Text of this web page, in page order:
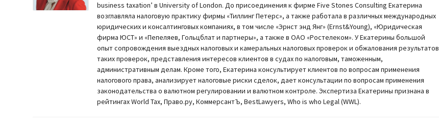
business taxation’ в University of London. До присоединения к фирме Five Stones Consulting Екатерина
возглавляла налоговую практику фирмы «Тиллинг Петерс», а также работала в различных международных
юридических и консалтинговых компаниях, в том числе «Эрнст энд Янг» (Ernst&Young), «Юридическая
фирма ЮСТ» и «Пепеляев, Гольцблат и партнеры», а также в ОАО «Ростелеком». У Екатерины большой
опыт сопровождения выездных налоговых и камеральных налоговых проверок и обжалования результатов
таких проверок, представления интересов клиентов в судах по налоговым, таможенным,
административным делам. Кроме того, Екатерина консультирует клиентов по вопросам применения
налогового права, анализирует налоговые риски сделок, дает консультации по вопросам применения
законодательства о валютном регулировании и валютном контроле. Экспертиза Екатерины признана в
рейтингах World Tax, Право.ру, КоммерсантЪ, BestLawyers, Who is who Legal (WWL).